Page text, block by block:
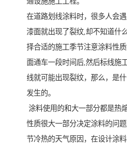
在道路划线涂料时，很多人会
漆面就出现了裂纹,却不知道什
择合适的施工季节注意涂料性
面通车一段时间后,然后标线施
线就可能出现裂纹，那么，是
发生的。
涂料使用的和大一部分都是热
性质很大一部分决定涂料的问
节冷热的天气原因，在设计涂